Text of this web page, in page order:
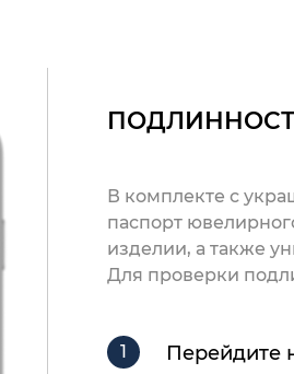
В комплекте с
паспорт
изделии, а также
Для проверки
Перейдите